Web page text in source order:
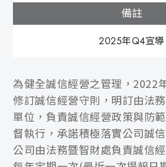
備註
2025年Q4宣導
為健全誠信經營之管理，2022
修訂誠信經營守則，明訂由法
單位，負責誠信經營政策與防
督執行，承諾積極落實公司誠
公司由法務暨智財處負責誠信